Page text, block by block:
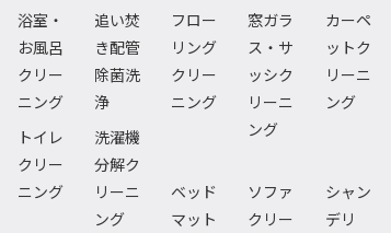
浴室・
お風呂
クリー
ニング
追い焚
き配管
除菌洗
浄
トイレ
クリー
ニング
洗濯機
分解ク
リーニ
ング
フロー
リング
クリー
ニング
窓ガラ
ス・サ
ッシク
リーニ
ング
カーペ
ットク
リーニ
ング
ベッド
マット
ソファ
クリー
シャン
デリ